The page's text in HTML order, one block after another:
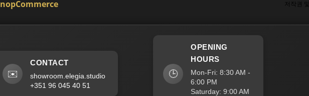
저작권
nopCommerce
✉️
CONTACT
showroom.elegia.studio
+351 96 045 40 51
🕒
OPENING
HOURS
Mon-Fri: 8:30 AM -
6:00 PM
Saturday: 9:00 AM